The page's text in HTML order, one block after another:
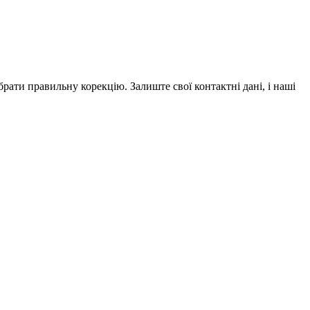
правильну корекцію. Залиште свої контактні дані, і наші